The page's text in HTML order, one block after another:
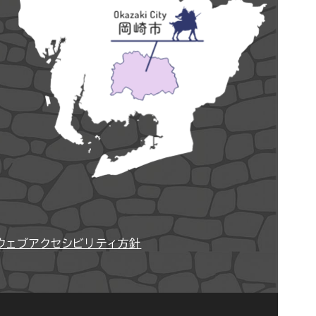
ェブアクセシビリティ方針